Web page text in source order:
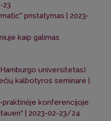
23
pristatymas | 2023-
kaip galimas
universitetas)
kalbotyros seminare |
praktinėje konferencijoje
| 2023-02-23/24